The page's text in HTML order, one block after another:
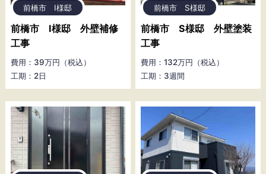
前橋市 I様邸
前橋市 I様邸 外壁補修
工事
費用：39万円（税込）
工期：2日
前橋市 S様邸
前橋市 S様邸 外壁塗装
工事
費用：132万円（税込）
工期：3週間